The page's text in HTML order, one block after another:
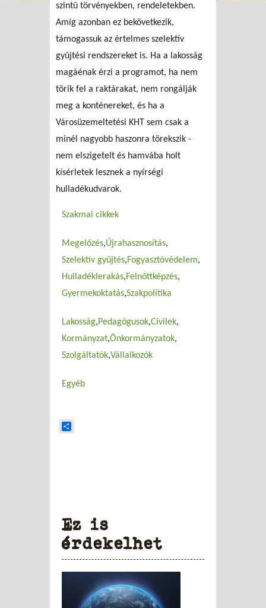
szintû törvényekben, rendeletekben.
Amíg azonban ez bekövetkezik,
támogassuk az értelmes szelektív
gyûjtési rendszereket is. Ha a lakosság
magáénak érzi a programot, ha nem
törik fel a raktárakat, nem rongálják
meg a konténereket, és ha a
Városüzemeltetési KHT sem csak a
minél nagyobb haszonra törekszik -
nem elszigetelt és hamvába holt
kísérletek lesznek a nyírségi
hulladékudvarok.
Szakmai cikkek
Megelőzés Újrahasznosítás
Szelektív gyűjtés Fogyasztóvédelem
Hulladéklerakás Felnőttképzés
Gyermekoktatás Szakpolitika
Lakosság Pedagógusok Civilek
Kormányzat Önkormányzatok
Szolgáltatók Vállalkozók
Egyéb
Ez is
érdekelhet